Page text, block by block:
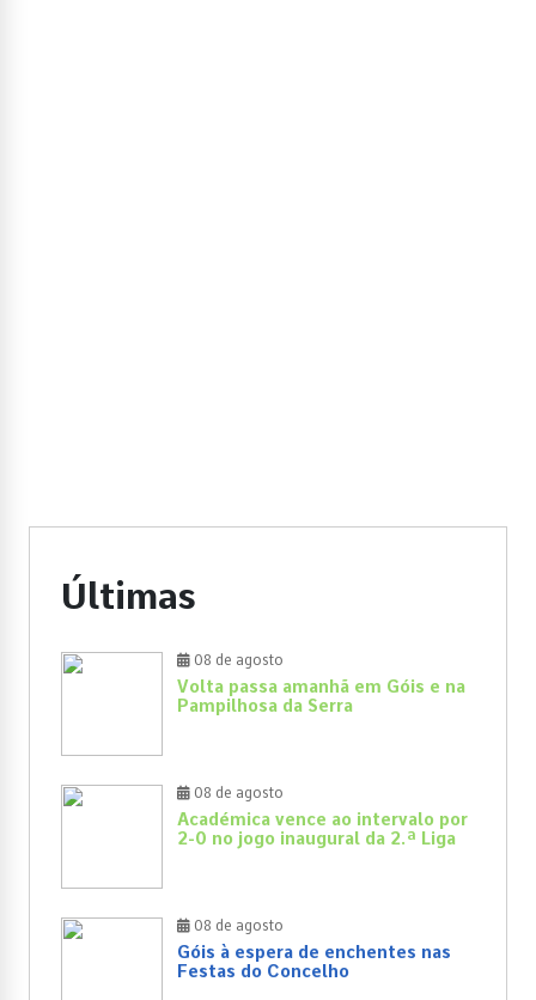
Últimas
08 de agosto
Volta passa amanhã em Góis e na
Pampilhosa da Serra
08 de agosto
Académica vence ao intervalo por
2-0 no jogo inaugural da 2.ª Liga
08 de agosto
Góis à espera de enchentes nas
Festas do Concelho